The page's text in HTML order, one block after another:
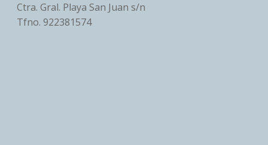
Ctra. Gral. Playa San Juan s/n
Tfno. 922381574